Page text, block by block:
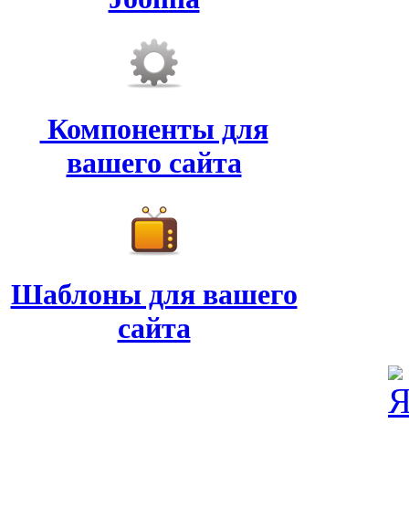
Компоненты для
вашего сайта
Шаблоны для вашего
сайта